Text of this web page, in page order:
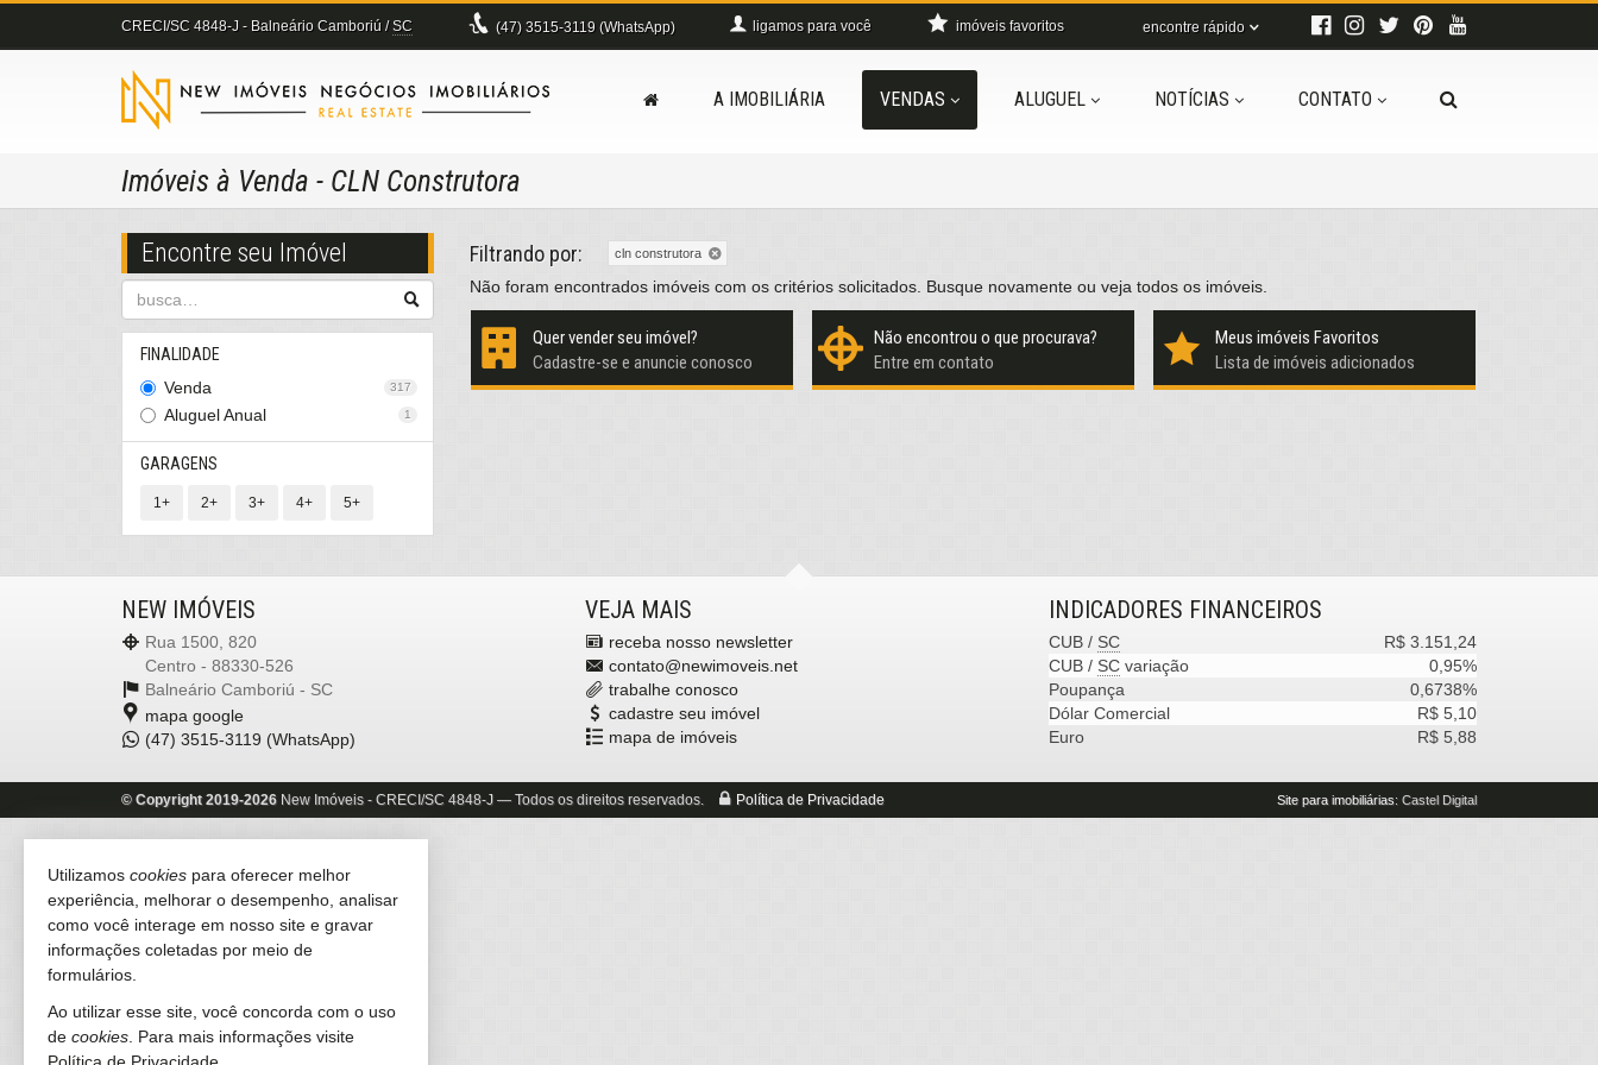
CRECI/SC 4848-J - Balneário Camboriú /SC (47) 3515-3119 (WhatsApp) ligamos para você encontre rápido
imóveis favoritos
A IMOBILIÁRIA VENDAS ALUGUEL NOTÍCIAS CONTATO
Imóveis à Venda - CLN Construtora
Encontre seu Imóvel
FINALIDADE
Venda
317
Aluguel Anual 1
GARAGENS
1+ 2+ 3+ 4+ 5+
Filtrando por: cln construtora
Não foram encontrados imóveis com os critérios solicitados. Busque novamente ou veja todos os imóveis.
Quer vender seu imóvel?
Cadastre-se e anuncie conosco
Não encontrou o que procurava?
Entre em contato
Meus imóveis Favoritos
Lista de imóveis adicionados
NEW IMÓVEIS
Rua 1500, 820
Centro - 88330-526
Balneário Camboriú - SC
mapa google
(47) 3515-3119 (WhatsApp)
VEJA MAIS
receba nosso newsletter
contato@newimoveis.net
trabalhe conosco
cadastre seu imóvel
mapa de imóveis
INDICADORES FINANCEIROS
CUB / SC
R$ 3.151,24
CUB / SC variação
0,95%
Poupança
0,6738%
Dólar Comercial
R$ 5,10
Euro
R$ 5,88
©Copyright 2019-2026 New Imóveis - CRECI/SC 4848-J — Todos os direitos reservados. Política de Privacidade Site para imobiliárias: Castel Digital
Utilizamos cookies para oferecer melhor
experiência, melhorar o desempenho, analisar
como você interage em nosso site e gravar
informações coletadas por meio de
formulários.
Ao utilizar esse site, você concorda com o uso
de cookies . Para mais informações visite